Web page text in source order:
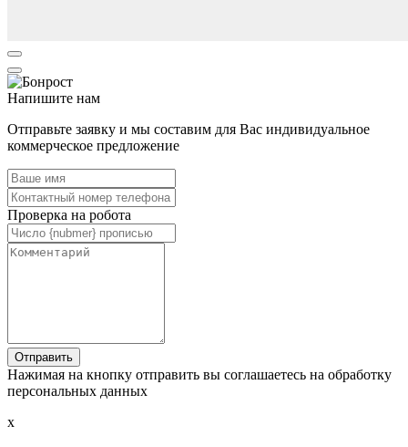
Напишите нам
Отправьте заявку и мы составим для Вас индивидуальное
коммерческое предложение
Проверка на робота
Нажимая на кнопку отправить вы соглашаетесь на обработку
персональных данных
x